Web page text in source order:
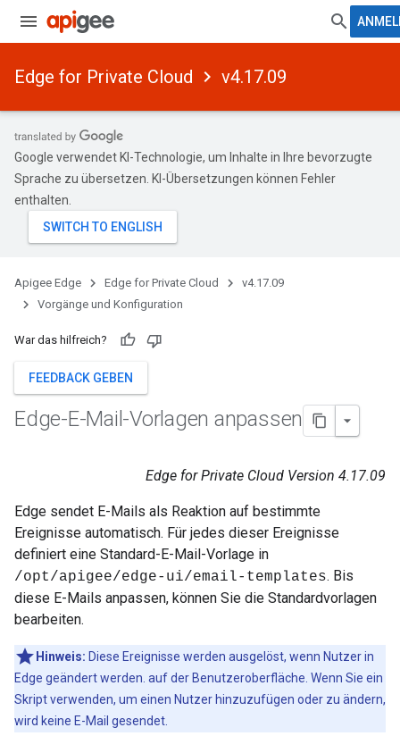
Edge for Private Cloud v4.17.09
Google verwendet KI-Technologie, um Inhalte in Ihre bevorzugte
Sprache zu übersetzen. KI-Übersetzungen können Fehler
enthalten.
Apigee Edge Edge for Private Cloud
v4.17.09
Vorgänge und Konfiguration
War das hilfreich?
FEEDBACK GEBEN
Edge-E-Mail-Vorlagen anpassen
Edge for Private Cloud Version 4.17.09
Edge sendet E-Mails als Reaktion auf bestimmte
Ereignisse automatisch. Für jedes dieser Ereignisse
definiert eine Standard-E-Mail-Vorlage in
/opt/apigee/edge-ui/email-templates. Bis
diese E-Mails anpassen, können Sie die Standardvorlagen
bearbeiten.
Hinweis: Diese Ereignisse werden ausgelöst, wenn Nutzer in
Edge geändert werden. auf der Benutzeroberfläche. Wenn Sie ein
Skript verwenden, um einen Nutzer hinzuzufügen oder zu ändern,
wird keine E-Mail gesendet.